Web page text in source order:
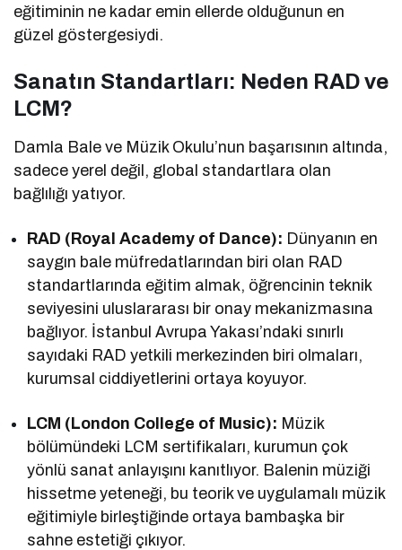
eğitiminin ne kadar emin ellerde olduğunun en
güzel göstergesiydi.
Sanatın Standartları: Neden RAD ve
LCM?
Damla Bale ve Müzik Okulu’nun başarısının altında,
sadece yerel değil, global standartlara olan
bağlılığı yatıyor.
RAD (Royal Academy of Dance): Dünyanın en
saygın bale müfredatlarından biri olan RAD
standartlarında eğitim almak, öğrencinin teknik
seviyesini uluslararası bir onay mekanizmasına
bağlıyor. İstanbul Avrupa Yakası’ndaki sınırlı
sayıdaki RAD yetkili merkezinden biri olmaları,
kurumsal ciddiyetlerini ortaya koyuyor.
LCM (London College of Music): Müzik
bölümündeki LCM sertifikaları, kurumun çok
yönlü sanat anlayışını kanıtlıyor. Balenin müziği
hissetme yeteneği, bu teorik ve uygulamalı müzik
eğitimiyle birleştiğinde ortaya bambaşka bir
sahne estetiği çıkıyor.